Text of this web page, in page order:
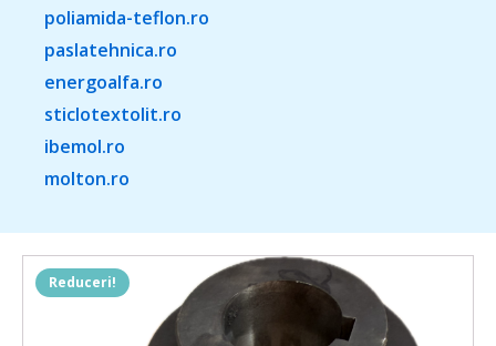
poliamida-teflon.ro
paslatehnica.ro
energoalfa.ro
sticlotextolit.ro
ibemol.ro
molton.ro
Reduceri!